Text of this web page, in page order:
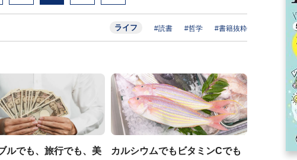
ライフ #読書 #哲学 #書籍抜粋
ルでも、旅行でも、美
カルシウムでもビタミンCでも